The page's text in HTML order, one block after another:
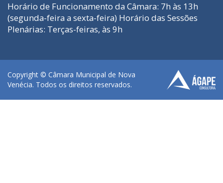
Horário de Funcionamento da Câmara: 7h às 13h
(segunda-feira a sexta-feira) Horário das Sessões
Plenárias: Terças-feiras, às 9h
Copyright © Câmara Municipal de Nova
Venécia. Todos os direitos reservados.